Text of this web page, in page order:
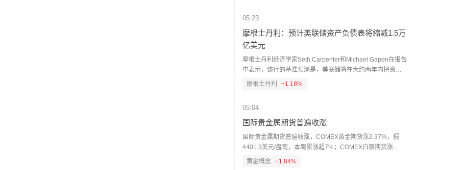
05:23
摩根士丹利：预计美联储资产负债表将缩减1.5万
亿美元
摩根士丹利经济学家Seth Carpenter和Michael Gapen在报告
中表示，该行的基准预测是，美联储将在大约两年内把资产
负债表规模缩减约1.5万亿美元，最早可能从2027年第一季度
摩根士丹利 +1.18%
05:04
国际贵金属期货普遍收涨
国际贵金属期货普遍收涨，COMEX黄金期货涨2.37%，报
4401.3美元/盎司，本周累涨超7%；COMEX白银期货涨
3.56%，报63.8美元/盎司，本周累涨超10%。
黄金概念 +1.84%